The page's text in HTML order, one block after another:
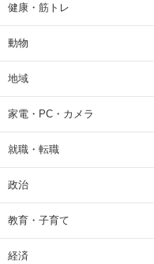
健康・筋トレ
動物
地域
家電・PC・カメラ
就職・転職
政治
教育・子育て
経済